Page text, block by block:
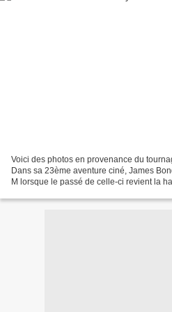
Voici des photos en provenance du
Dans sa 23ème aventure ciné, James
M lorsque le passé de celle-ci revient la